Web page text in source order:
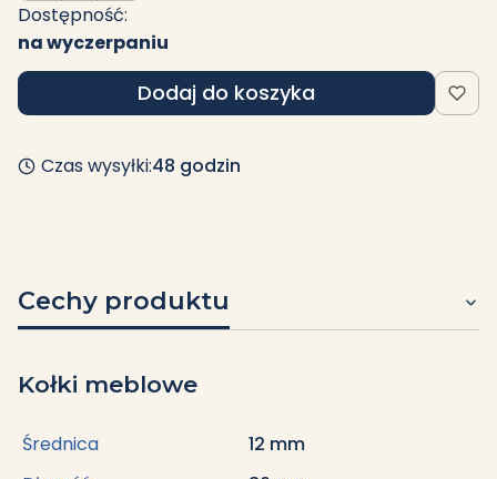
Dostępność:
na wyczerpaniu
Dodaj do koszyka
Czas wysyłki:48 godzin
Cechy produktu
Kołki meblowe
Średnica
12 mm